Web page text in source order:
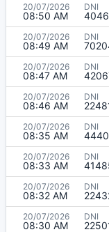
20/07/2026
08:50 AM
DNI
20/07/2026
08:49 AM
DNI
20/07/2026
08:47 AM
DNI
20/07/2026
08:46 AM
DNI
20/07/2026
08:35 AM
DNI
20/07/2026
08:33 AM
DNI
20/07/2026
08:32 AM
DNI
20/07/2026
08:30 AM
DNI